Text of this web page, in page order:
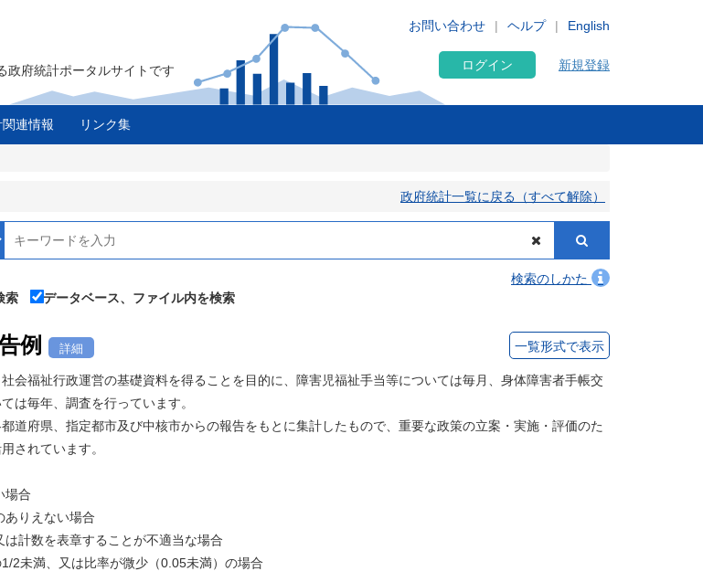
English
お問い合わせ ヘルプ
政府統計ポータルサイトです ログイン 新規登録
連情報 リンク集
政府統計一覧に戻る（すべて解除）
検索のしかた
索
データベース、ファイル内を検索
例 詳細 一覧形式で表示
会福祉行政運営の基礎資料を得ることを目的に、障害児福祉手当等については毎月、身体障害者手帳交
は毎年、調査を行っています。
道府県、指定都市及び中核市からの報告をもとに集計したもので、重要な政策の立案・実施・評価のた
されています。
合
えない場合
を表章することが不適当な場合
未満、又は比率が微少（0.05未満）の場合